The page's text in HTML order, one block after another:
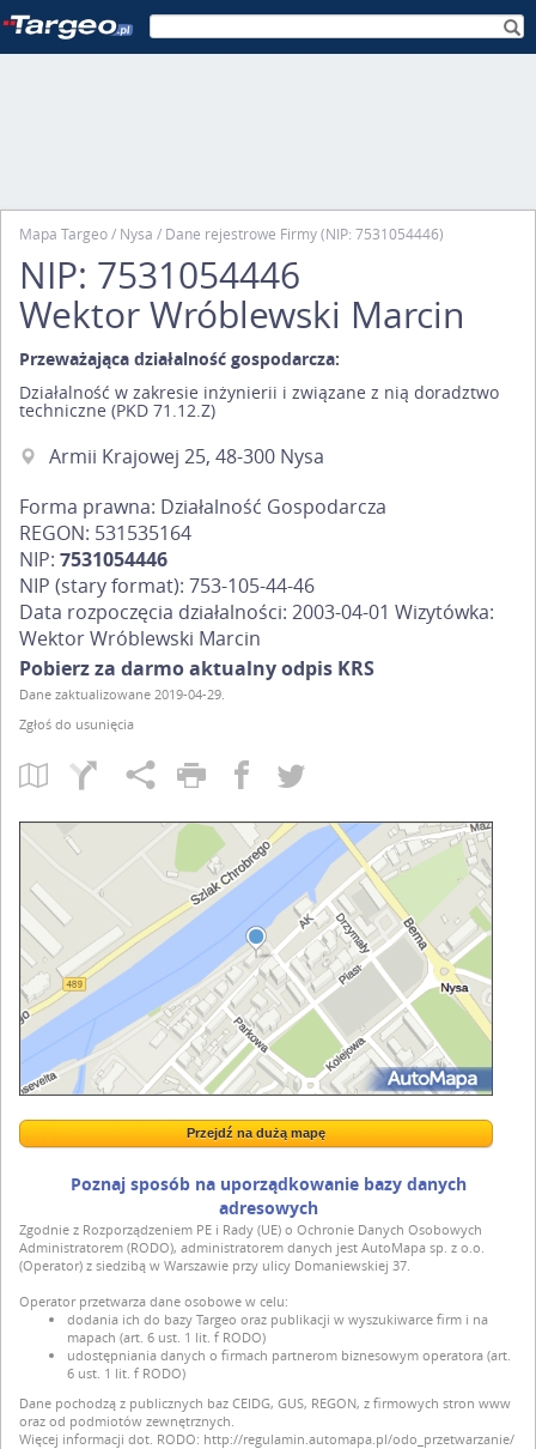
Mapa Targeo Nysa Dane rejestrowe Firmy (NIP: 7531054446)
NIP: 7531054446
Wektor Wróblewski Marcin
Przeważająca działalność gospodarcza:
Działalność w zakresie inżynierii i związane z nią doradztwo
techniczne (PKD 71.12.Z)
Armii Krajowej 25, 48-300 Nysa
Forma prawna: Działalność Gospodarcza
REGON: 531535164
NIP: 7531054446
NIP (stary format): 753-105-44-46
Data rozpoczęcia działalności: 2003-04-01 Wizytówka:
Wektor Wróblewski Marcin
Pobierz za darmo aktualny odpis KRS
Dane zaktualizowane 2019-04-29.
Zgłoś do usunięcia
Wstaw tę mapkę na swoją stronę
Przejdź na dużą mapę
Przejdź na dużą mapę
Poznaj sposób na uporządkowanie bazy danych
adresowych
Zgodnie z Rozporządzeniem PE i Rady (UE) o Ochronie Danych Osobowych
Administratorem (RODO), administratorem danych jest AutoMapa sp. z o.o.
(Operator) z siedzibą w Warszawie przy ulicy Domaniewskiej 37.
Operator przetwarza dane osobowe w celu:
dodania ich do bazy Targeo oraz publikacji w wyszukiwarce firm i na
mapach (art. 6 ust. 1 lit. f RODO)
udostępniania danych o firmach partnerom biznesowym operatora (art.
6 ust. 1 lit. f RODO)
Dane pochodzą z publicznych baz CEIDG, GUS, REGON, z firmowych stron www
oraz od podmiotów zewnętrznych.
Więcej informacji dot. RODO: http://regulamin.automapa.pl/odo_przetwarzanie/